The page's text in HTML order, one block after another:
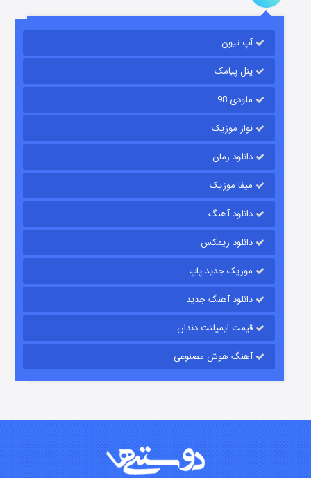
قسمت
قسمت۱۵ (دوبله) منتشر شد
آپ تیون
پنل پیامک
ملودی 98
نواز موزیک
دانلود رمان
میفا موزیک
دانلود آهنگ
دانلود ریمکس
موزیک جدید پاپ
دانلود آهنگ جدید
قیمت ایمپلنت دندان
آهنگ هوش مصنوعی